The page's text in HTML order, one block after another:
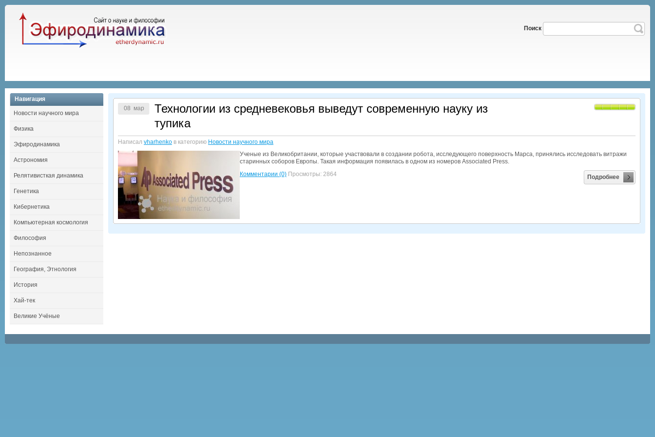
Поиск
Навигация
Новости научного мира
Физика
Эфиродинамика
Астрономия
Релятивисткая динамика
Генетика
Кибернетика
Компьютерная космология
Философия
Непознанное
География, Этнология
История
Хай-тек
Великие Учёные
08 мар
Технологии из средневековья выведут современную науку из
тупика
Написал vharhenko в категорию Новости научного мира
Ученые из Великобритании, которые участвовали в создании робота, исследующего поверхность Марса, принялись исследовать витражи
старинных соборов Европы. Такая информация появилась в одном из номеров Associated Press.
Комментарии (0) Просмотры: 2864 Подробнее